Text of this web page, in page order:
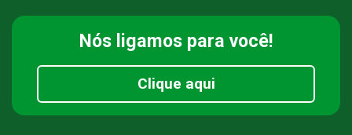
Nós ligamos para você!
Clique aqui